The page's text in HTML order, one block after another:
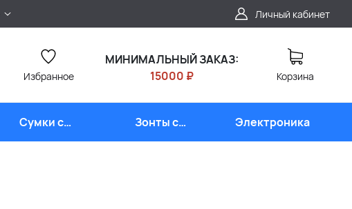
Личный кабинет
Избранное
МИНИМАЛЬНЫЙ ЗАКАЗ:
15000 ₽
Корзина
Сумки с
логотипом
Зонты с
логотипом
Электроника